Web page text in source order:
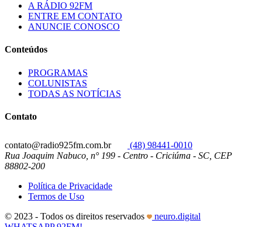
A RÁDIO 92FM
ENTRE EM CONTATO
ANUNCIE CONOSCO
Conteúdos
PROGRAMAS
COLUNISTAS
TODAS AS NOTÍCIAS
Contato
contato@radio925fm.com.br
(48) 98441-0010
Rua Joaquim Nabuco, n° 199 - Centro - Criciúma - SC, CEP
88802-200
Política de Privacidade
Termos de Uso
© 2023 - Todos os direitos reservados
neuro.digital